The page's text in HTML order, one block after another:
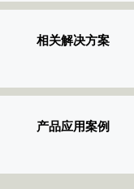
相关解决方案
产品应用案例